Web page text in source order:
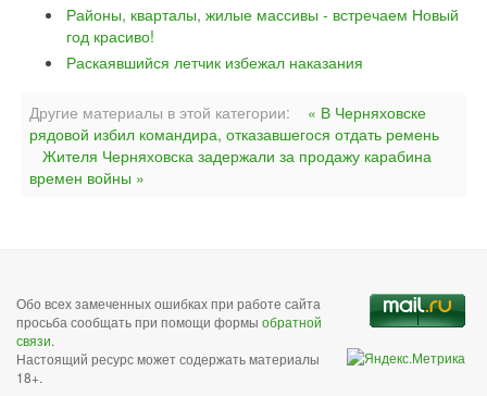
Районы, кварталы, жилые массивы - встречаем Новый
год красиво!
Раскаявшийся летчик избежал наказания
Другие материалы в этой категории:
« В Черняховске
рядовой избил командира, отказавшегося отдать ремень
Жителя Черняховска задержали за продажу карабина
времен войны »
Обо всех замеченных ошибках при работе сайта
просьба сообщать при помощи формы обратной
связи.
Настоящий ресурс может содержать материалы
18+.